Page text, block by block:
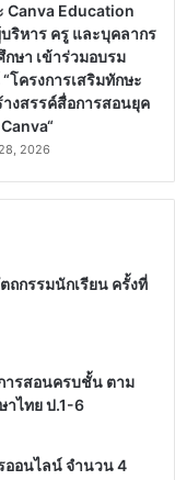
Canva Education
ริหาร ครู และบุคลากร
กษา เข้าร่วมอบรม
โครงการเสริมทักษะ
งสรรค์สื่อการสอนยุค
2026
กรรมนักเรียน ครั้งที่
ารสอนครบชั้น ตาม
าไทย ป.1-6
ออนไลน์ จำนวน 4